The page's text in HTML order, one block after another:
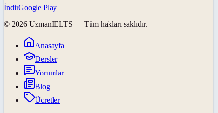
İndirGoogle Play
© 2026 UzmanIELTS — Tüm hakları saklıdır.
Anasayfa
Dersler
Yorumlar
Blog
Ücretler